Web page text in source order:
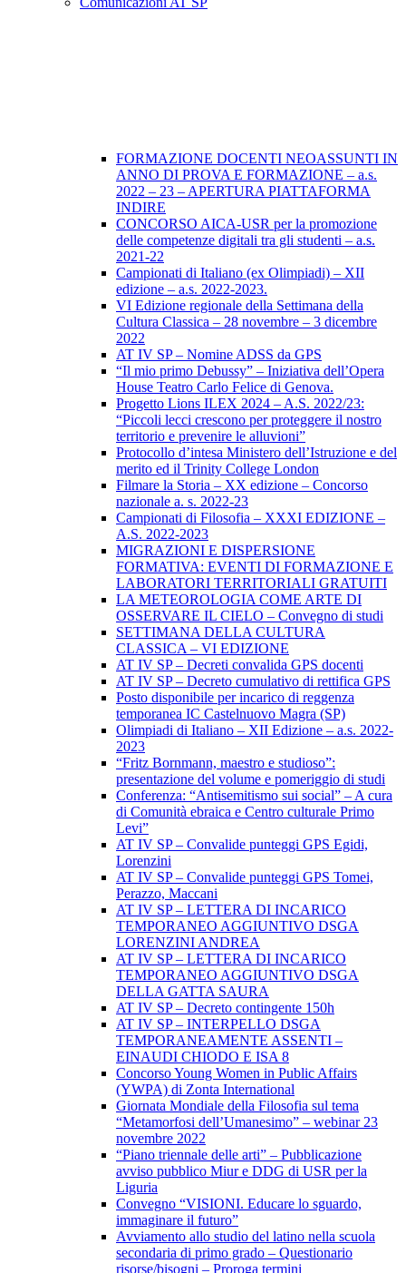
FORMAZIONE DOCENTI NEOASSUNTI IN
ANNO DI PROVA E FORMAZIONE – a.s.
2022 – 23 – APERTURA PIATTAFORMA
INDIRE
CONCORSO AICA-USR per la promozione
delle competenze digitali tra gli studenti – a.s.
2021-22
Campionati di Italiano (ex Olimpiadi) – XII
edizione – a.s. 2022-2023.
VI Edizione regionale della Settimana della
Cultura Classica – 28 novembre – 3 dicembre
2022
AT IV SP – Nomine ADSS da GPS
“Il mio primo Debussy” – Iniziativa dell’Opera
House Teatro Carlo Felice di Genova.
Progetto Lions ILEX 2024 – A.S. 2022/23:
“Piccoli lecci crescono per proteggere il nostro
territorio e prevenire le alluvioni”
Protocollo d’intesa Ministero dell’Istruzione e del
merito ed il Trinity College London
Filmare la Storia – XX edizione – Concorso
nazionale a. s. 2022-23
Campionati di Filosofia – XXXI EDIZIONE –
A.S. 2022-2023
MIGRAZIONI E DISPERSIONE
FORMATIVA: EVENTI DI FORMAZIONE E
LABORATORI TERRITORIALI GRATUITI
LA METEOROLOGIA COME ARTE DI
OSSERVARE IL CIELO – Convegno di studi
SETTIMANA DELLA CULTURA
CLASSICA – VI EDIZIONE
AT IV SP – Decreti convalida GPS docenti
AT IV SP – Decreto cumulativo di rettifica GPS
Posto disponibile per incarico di reggenza
temporanea IC Castelnuovo Magra (SP)
Olimpiadi di Italiano – XII Edizione – a.s. 2022-
2023
“Fritz Bornmann, maestro e studioso”:
presentazione del volume e pomeriggio di studi
Conferenza: “Antisemitismo sui social” – A cura
di Comunità ebraica e Centro culturale Primo
Levi”
AT IV SP – Convalide punteggi GPS Egidi,
Lorenzini
AT IV SP – Convalide punteggi GPS Tomei,
Perazzo, Maccani
AT IV SP – LETTERA DI INCARICO
TEMPORANEO AGGIUNTIVO DSGA
LORENZINI ANDREA
AT IV SP – LETTERA DI INCARICO
TEMPORANEO AGGIUNTIVO DSGA
DELLA GATTA SAURA
AT IV SP – Decreto contingente 150h
AT IV SP – INTERPELLO DSGA
TEMPORANEAMENTE ASSENTI –
EINAUDI CHIODO E ISA 8
Concorso Young Women in Public Affairs
(YWPA) di Zonta International
Giornata Mondiale della Filosofia sul tema
“Metamorfosi dell’Umanesimo” – webinar 23
novembre 2022
“Piano triennale delle arti” – Pubblicazione
avviso pubblico Miur e DDG di USR per la
Liguria
Convegno “VISIONI. Educare lo sguardo,
immaginare il futuro”
Avviamento allo studio del latino nella scuola
secondaria di primo grado – Questionario
risorse/bisogni – Proroga termini